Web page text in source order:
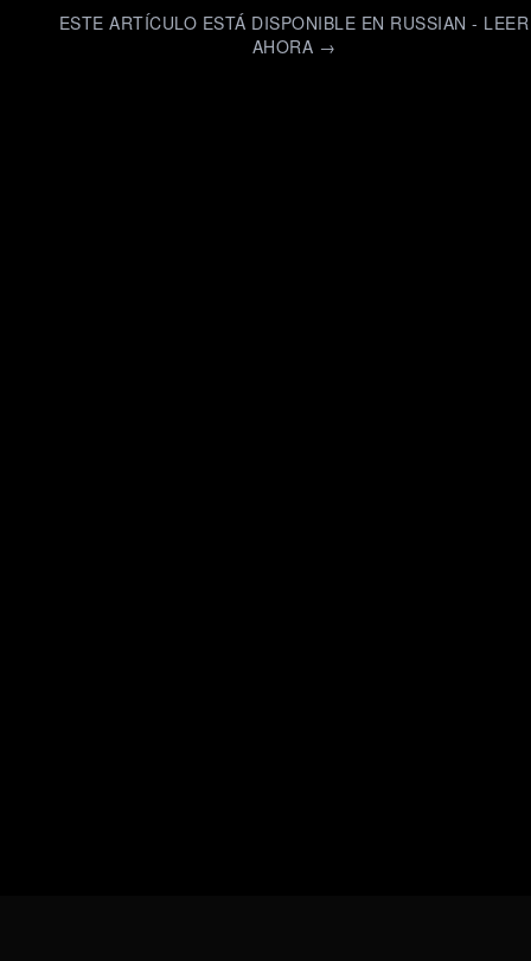
ESTE ARTÍCULO ESTÁ DISPONIBLE EN RUSSIAN - LEER
AHORA →